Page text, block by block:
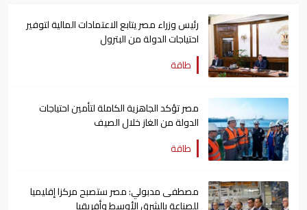
رئيس وزراء مصر يتابع الاعتمادات المالية لتوفير
احتياجات الدولة من البترول
طاقة
مصر تؤكد الجاهزية الكاملة لتأمين احتياجات
الدولة من الغاز خلال الصيف
طاقة
مصطفى مدبولي: مصر ستصبح مركزا إقليميا
للصناعة بالشرق الأوسط وأفريقيا